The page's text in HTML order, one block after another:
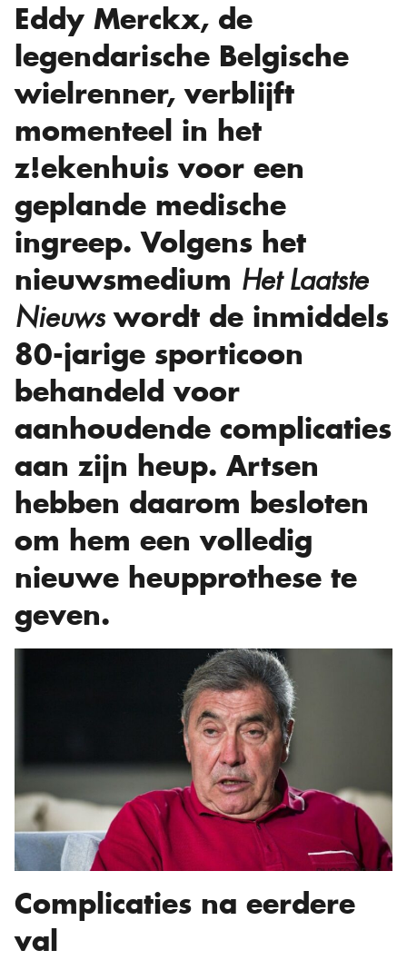
Eddy Merckx, de
legendarische Belgische
wielrenner, verblijft
momenteel in het
z!ekenhuis voor een
geplande medische
ingreep. Volgens het
nieuwsmedium Het Laatste
Nieuwswordt de inmiddels
80-jarige sporticoon
behandeld voor
aanhoudende complicaties
aan zijn heup. Artsen
hebben daarom besloten
om hem een volledig
nieuwe heupprothese te
geven.
Complicaties na eerdere
val